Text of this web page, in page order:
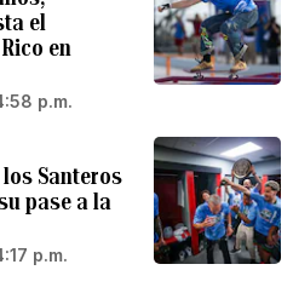
el
en
p.m.
los Santeros
pase a la
p.m.